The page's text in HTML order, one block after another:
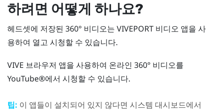
하려면 어떻게 하나요?
헤드셋에 저장된 360° 비디오는 VIVEPORT 비디오 앱을 사
용하여 열고 시청할 수 있습니다.
VIVE 브라우저 앱을 사용하여 온라인 360° 비디오를
YouTube®에서 시청할 수 있습니다.
팁: 이 앱들이 설치되어 있지 않다면 시스템 대시보드에서